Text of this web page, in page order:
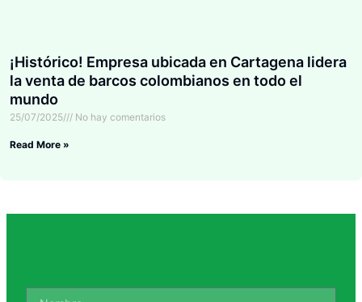
¡Histórico! Empresa ubicada en Cartagena lidera
la venta de barcos colombianos en todo el
mundo
25/07/2025 No hay comentarios
Read More »